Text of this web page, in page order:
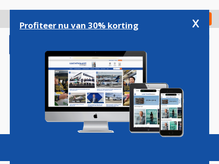
gaan
Check in
Magazine Podcasts Vacatures
Profiteer nu van 30% korting x